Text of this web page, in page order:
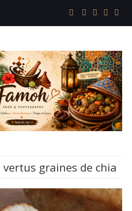
vertus graines de chia